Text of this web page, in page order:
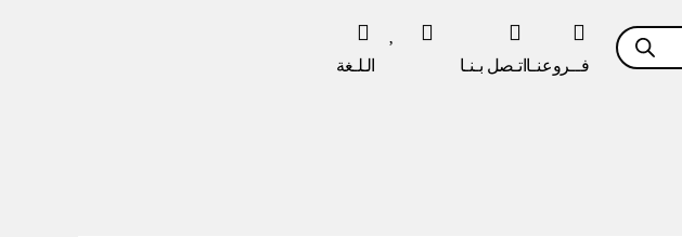
فــروعنـا اتـصل بـنـا الـلـغة